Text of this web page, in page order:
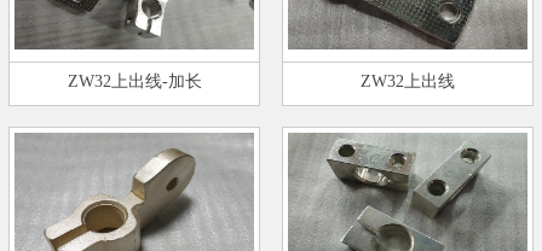
ZW32上出线-加长 ZW32上出线